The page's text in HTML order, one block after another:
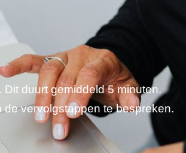
duurt gemiddeld 5 minuten.
vervolgstappen te bespreken.